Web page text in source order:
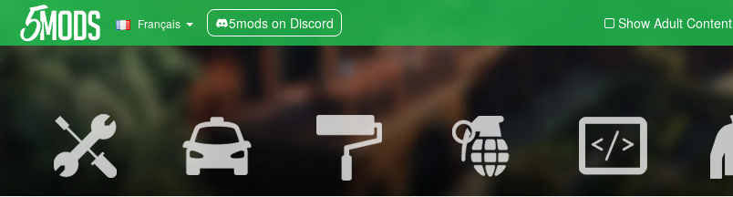
Français 5mods on Discord Show Adult Content